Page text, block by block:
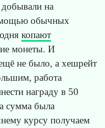
на
обычных
копают
монеты. И
не было, а хешрейт
работа
награду в 50
сумма была
курсу получаем